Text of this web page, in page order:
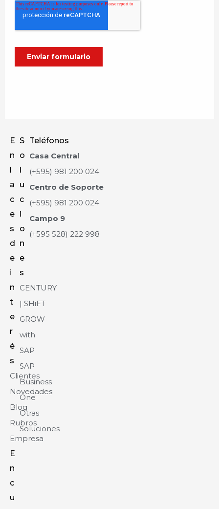
E
n
a
c
e
s
d
e
i
n
t
e
r
é
s
Clientes
Novedades
Blog
Rubros
Empresa
E
n
c
u
S
o
u
c
i
o
n
e
s
CENTURY
| SHiFT
GROW
with
SAP
SAP
Business
One
Otras
Soluciones
Teléfonos
Casa Central
(+595) 981 200 024
Centro de Soporte
(+595) 981 200 024
Campo 9
(+595 528) 222 998